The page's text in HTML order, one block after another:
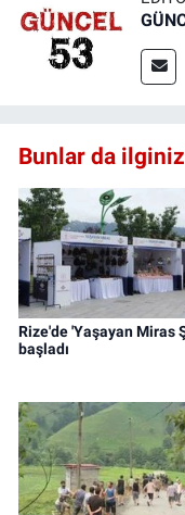
Bunlar da
Rize'de 'Yaşayan Miras
başladı